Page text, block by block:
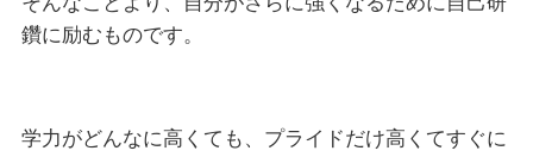
鑽に励むものです。
学力がどんなに高くても、プライドだけ高くてすぐに